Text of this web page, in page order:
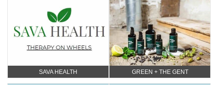
SAVA HEALTH GREEN + THE GENT